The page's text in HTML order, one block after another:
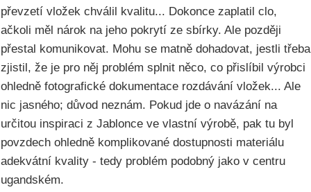
převzetí vložek chválil kvalitu... Dokonce zaplatil clo,
ačkoli měl nárok na jeho pokrytí ze sbírky. Ale později
přestal komunikovat. Mohu se matně dohadovat, jestli třeba
zjistil, že je pro něj problém splnit něco, co přislíbil výrobci
ohledně fotografické dokumentace rozdávání vložek... Ale
nic jasného; důvod neznám. Pokud jde o navázání na
určitou inspiraci z Jablonce ve vlastní výrobě, pak tu byl
povzdech ohledně komplikované dostupnosti materiálu
adekvátní kvality - tedy problém podobný jako v centru
ugandském.